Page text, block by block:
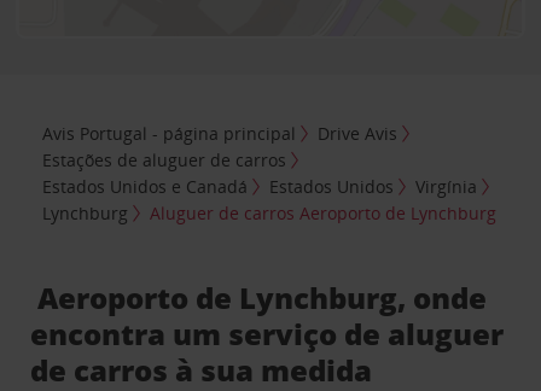
Avis Portugal - página principal
Drive Avis
Estações de aluguer de carros
Estados Unidos e Canadá
Estados Unidos
Virgínia
Lynchburg
Aluguer de carros Aeroporto de Lynchburg
Aeroporto de Lynchburg, onde
encontra um serviço de aluguer
de carros à sua medida